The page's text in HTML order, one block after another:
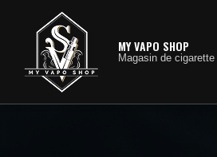
principal
MY VAPO SHOP
Magasin de